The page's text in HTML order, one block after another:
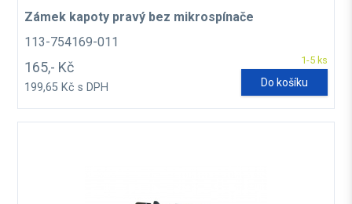
Zámek kapoty pravý bez mikrospínače
113-754169-011
1-5 ks
165,- Kč
199,65 Kč s DPH Do košíku